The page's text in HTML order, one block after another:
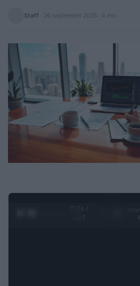
Staff 26 september 2025 · 4 min
0:27 /
4:27